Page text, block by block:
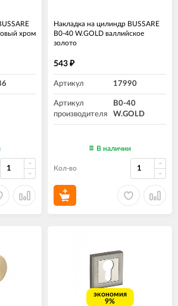
хром
Накладка на цилиндр BUSSARE
B0-40 W.GOLD валлийское
золото
543 ₽
Артикул 17990
Артикул
производителя
B0-40
W.GOLD
В наличии
Кол-во
экономия
9%